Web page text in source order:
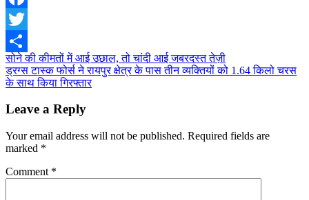
Facebook
Twitter
Share
Post
navigation
सोने की कीमतों में आई उछाल, तो चांदी आई जबरदस्त तेज़ी
ड्रग्स टास्क फोर्स ने रायपुर क्षेत्र के पास तीन व्यक्तियों को 1.64 किलो चरस
के साथ किया गिरफ्तार
Leave a Reply
Your email address will not be published. Required fields are
marked *
Comment *